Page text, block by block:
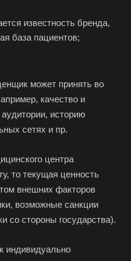
известность бренда,
база пациентов;
может принять во
качество и
историю
сетях и пр.
центра
то текущая ценность
внешних факторов
возможные санкции
со стороны государства).
индивидуально